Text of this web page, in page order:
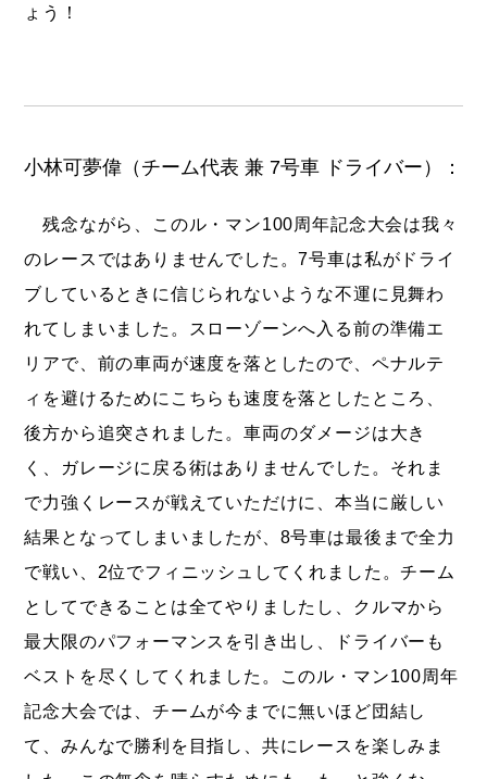
ょう！
小林可夢偉（チーム代表 兼 7号車 ドライバー）：
残念ながら、このル・マン100周年記念大会は我々
のレースではありませんでした。7号車は私がドライ
ブしているときに信じられないような不運に見舞わ
れてしまいました。スローゾーンへ入る前の準備エ
リアで、前の車両が速度を落としたので、ペナルテ
ィを避けるためにこちらも速度を落としたところ、
後方から追突されました。車両のダメージは大き
く、ガレージに戻る術はありませんでした。それま
で力強くレースが戦えていただけに、本当に厳しい
結果となってしまいましたが、8号車は最後まで全力
で戦い、2位でフィニッシュしてくれました。チーム
としてできることは全てやりましたし、クルマから
最大限のパフォーマンスを引き出し、ドライバーも
ベストを尽くしてくれました。このル・マン100周年
記念大会では、チームが今までに無いほど団結し
て、みんなで勝利を目指し、共にレースを楽しみま